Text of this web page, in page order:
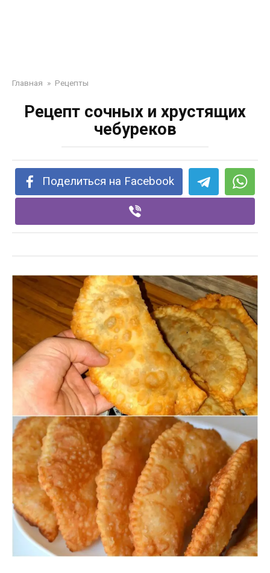
Главная » Рецепты
Рецепт сочных и хрустящих
чебуреков
Поделиться на Facebook